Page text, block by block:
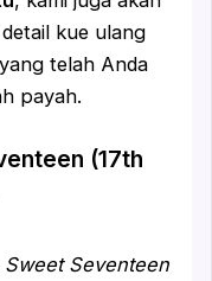
kue ulang
telah Anda
payah.
(17th
Sweet Seventeen